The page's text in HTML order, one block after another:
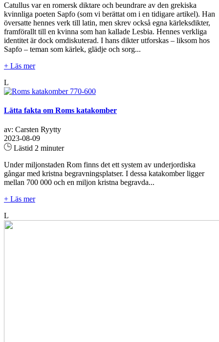
Catullus var en romersk diktare och beundrare av den grekiska
kvinnliga poeten Sapfo (som vi berättat om i en tidigare artikel). Han
översatte hennes verk till latin, men skrev också egna kärleksdikter,
framförallt till en kvinna som han kallade Lesbia. Hennes verkliga
identitet är dock omdiskuterad. I hans dikter utforskas – liksom hos
Sapfo – teman som kärlek, glädje och sorg...
+ Läs mer
L
Lätta fakta om Roms katakomber
av: Carsten Ryytty
2023-08-09
Lästid 2 minuter
Under miljonstaden Rom finns det ett system av underjordiska
gångar med kristna begravningsplatser. I dessa katakomber ligger
mellan 700 000 och en miljon kristna begravda...
+ Läs mer
L